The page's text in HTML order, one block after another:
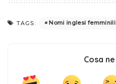
TAGS: Nomi inglesi femminili
Cosa